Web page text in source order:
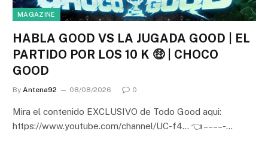
MAGAZINE
HABLA GOOD VS LA JUGADA GOOD | EL
PARTIDO POR LOS 10 K 🤑 | CHOCO
GOOD
By Antena92 08/08/2026 0
Mira el contenido EXCLUSIVO de Todo Good aqui:
https://www.youtube.com/channel/UC-f4… 👈 – – – – -…